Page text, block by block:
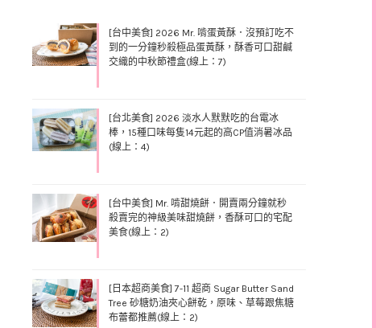
[台中美食] 2026 Mr. 啃蛋黃酥．沒預訂吃不
到的一分鐘秒殺極品蛋黃酥，酥香可口甜鹹
交織的中秋節禮盒(線上：7)
[台北美食] 2026 淡水人默默吃的台電冰
棒，15種口味每隻14元起的高CP值消暑冰品
(線上：4)
[台中美食] Mr. 啃甜燒餅．開賣兩分鐘就秒
殺賣完的神級美味甜燒餅，香酥可口的宅配
美食(線上：2)
[日本超商美食] 7-11 超商 Sugar Butter Sand
Tree 砂糖奶油夾心餅乾，原味、草莓跟焦糖
布蕾都推薦(線上：2)